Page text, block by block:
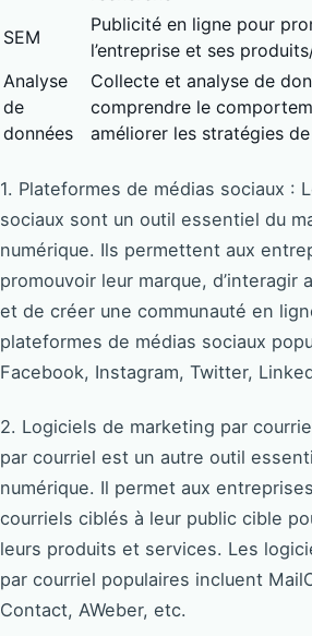
SEM
Publicité en ligne pour
l’entreprise et ses
Analyse
de
données
Collecte et analyse de
comprendre le
améliorer les stratégies
1. Plateformes de médias sociaux :
sociaux sont un outil essentiel du
numérique. Ils permettent aux
promouvoir leur marque, d’interagir
et de créer une communauté en
plateformes de médias sociaux
Facebook, Instagram, Twitter,
2. Logiciels de marketing par
par courriel est un autre outil
numérique. Il permet aux
courriels ciblés à leur public cible
leurs produits et services. Les
par courriel populaires incluent
Contact, AWeber, etc.